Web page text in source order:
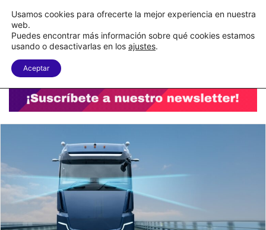
C&A México completa la implementación de su WMS en la nube
Menu
Usamos cookies para ofrecerte la mejor experiencia en nuestra
web.
Puedes encontrar más información sobre qué cookies estamos
usando o desactivarlas en los ajustes.
Aceptar